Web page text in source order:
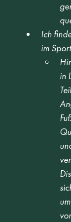
Ich
im
in